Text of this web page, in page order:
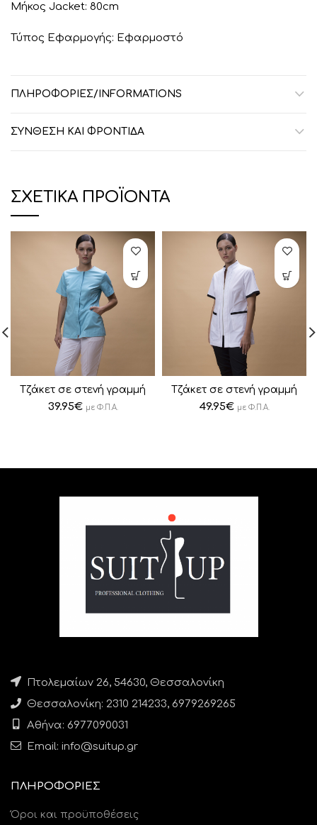
Μήκος Jacket: 80cm
Τύπος Εφαρμογής: Εφαρμοστό
ΠΛΗΡΟΦΟΡΙΕΣ/INFORMATIONS
ΣΎΝΘΕΣΗ ΚΑΙ ΦΡΟΝΤΊΔΑ
ΣΧΕΤΙΚΆ ΠΡΟΪΌΝΤΑ
Tζάκετ σε στενή γραμμή
39.95€ με Φ.Π.Α.
Tζάκετ σε στενή γραμμή
49.95€ με Φ.Π.Α.
Πτολεμαίων 26, 54630, Θεσσαλονίκη
Θεσσαλονίκη: 2310 214233, 6979269265
Αθήνα: 6977090031
Email: info@suitup.gr
ΠΛΗΡΟΦΟΡΙΕΣ
Όροι και προϋποθέσεις